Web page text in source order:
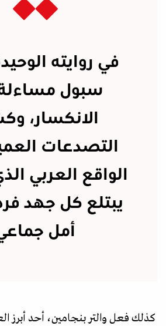
في روايته
سبول
الانكسار،
التصدعات
الواقع العربي
يبتلع كل جهد
أمل
كذلك فعل والتر بنجامين، أحد أبرز